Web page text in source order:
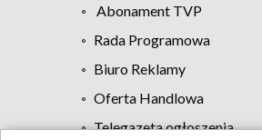
Abonament TVP
Rada Programowa
Biuro Reklamy
Oferta Handlowa
Telegazeta ogłoszenia